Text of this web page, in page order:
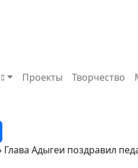
Проекты Творчество
Глава Адыгеи поздравил